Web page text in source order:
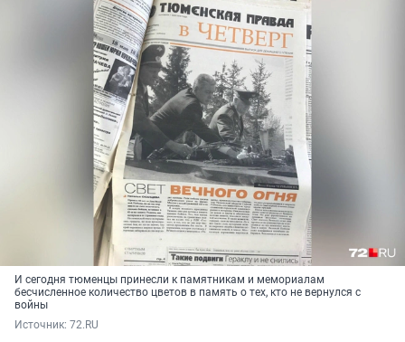
И сегодня тюменцы принесли к памятникам и мемориалам
бесчисленное количество цветов в память о тех, кто не вернулся с
войны
Источник: 72.RU